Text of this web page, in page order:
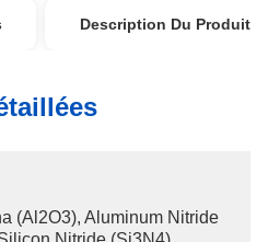
Description Du Produit
(Al2O3), Aluminum Nitride